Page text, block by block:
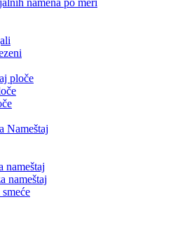
namena po meri
ploče
Nameštaj
nameštaj
nameštaj